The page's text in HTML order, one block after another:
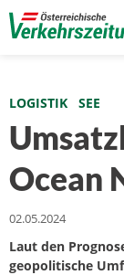
LOGISTIK SEE
Ocean
02.05.2024
Laut den
geopolitische